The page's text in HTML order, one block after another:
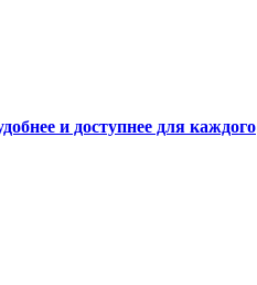
и доступнее для каждого